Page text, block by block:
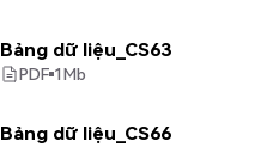
Bảng dữ liệu_CS63
PDF 1Mb
Bảng dữ liệu_CS66